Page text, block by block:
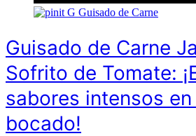
G Guisado de Carne
Guisado de Carne
Sofrito de Tomate:
sabores intensos
bocado!